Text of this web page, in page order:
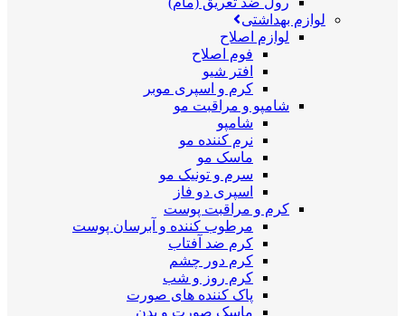
لوازم بهداشتی
لوازم اصلاح
فوم اصلاح
افتر شیو
کرم و اسپری موبر
شامپو و مراقبت مو
شامپو
نرم کننده مو
ماسک مو
سرم و تونیک مو
اسپری دو فاز
کرم و مراقبت پوست
مرطوب کننده و آبرسان پوست
کرم ضد آفتاب
کرم دور چشم
کرم روز و شب
پاک کننده های صورت
ماسک صورت و بدن